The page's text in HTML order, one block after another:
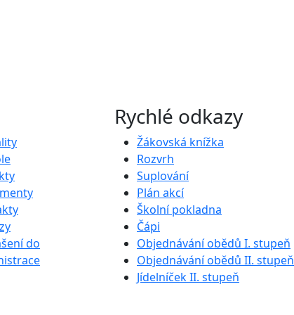
do
Rychlé odkazy
Žákovská knížka
Rozvrh
Suplování
Plán akcí
Školní pokladna
Čápi
Objednávání obědů I. stupeň
Objednávání obědů II. stupeň
Jídelníček II. stupeň